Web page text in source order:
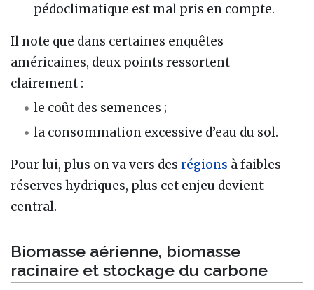
pédoclimatique est mal pris en compte.
Il note que dans certaines enquêtes
américaines, deux points ressortent
clairement :
le coût des semences ;
la consommation excessive d’eau du sol.
Pour lui, plus on va vers des régions à faibles
réserves hydriques, plus cet enjeu devient
central.
Biomasse aérienne, biomasse
racinaire et stockage du carbone